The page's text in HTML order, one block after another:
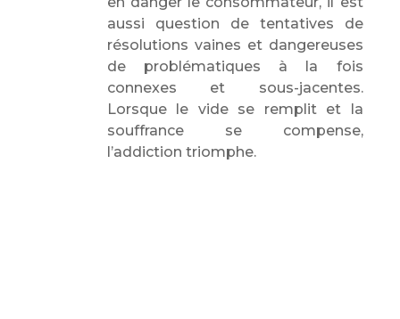
aussi question de tentatives de
résolutions vaines et dangereuses
de problématiques à la fois
connexes et sous-jacentes.
Lorsque le vide se remplit et la
souffrance se compense,
l’addiction triomphe.